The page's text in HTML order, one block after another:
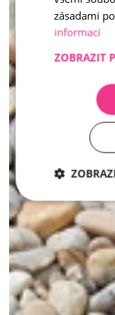
zásadami
informací
ZOBRAZIT
Nezbytně
nutné
soubory